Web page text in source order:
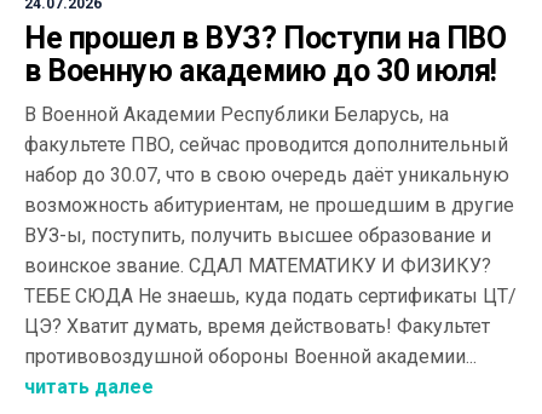
24.07.2026
Не прошел в ВУЗ? Поступи на ПВО
в Военную академию до 30 июля!
В Военной Академии Республики Беларусь, на
факультете ПВО, сейчас проводится дополнительный
набор до 30.07, что в свою очередь даёт уникальную
возможность абитуриентам, не прошедшим в другие
ВУЗ-ы, поступить, получить высшее образование и
воинское звание. СДАЛ МАТЕМАТИКУ И ФИЗИКУ?
ТЕБЕ СЮДА Не знаешь, куда подать сертификаты ЦТ/
ЦЭ? Хватит думать, время действовать! Факультет
противовоздушной обороны Военной академии...
читать далее